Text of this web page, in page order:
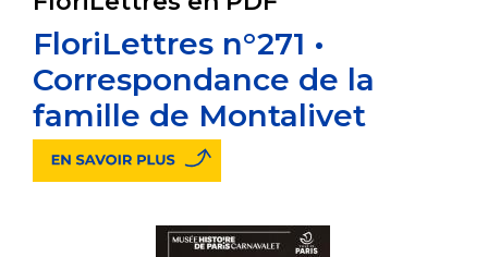
FloriLettres n°271 •
Correspondance de la
famille de Montalivet